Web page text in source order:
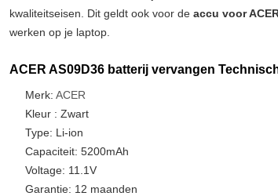
kwaliteitseisen. Dit geldt ook voor de accu voor
werken op je laptop.
ACER AS09D36 batterij vervangen
Merk: ACER
Kleur : Zwart
Type: Li-ion
Capaciteit: 5200mAh
Voltage: 11.1V
Garantie: 12 maanden